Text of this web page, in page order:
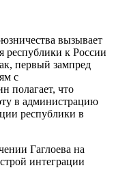
вызывает
республики к России
первый зампред
с
полагает, что
в администрацию
республики в
Гаглоева на
интеграции